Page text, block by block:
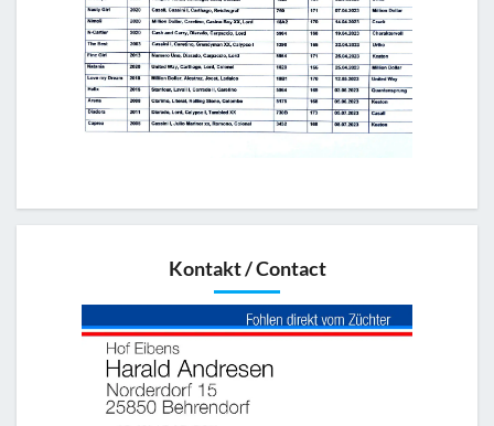
Kontakt / Contact